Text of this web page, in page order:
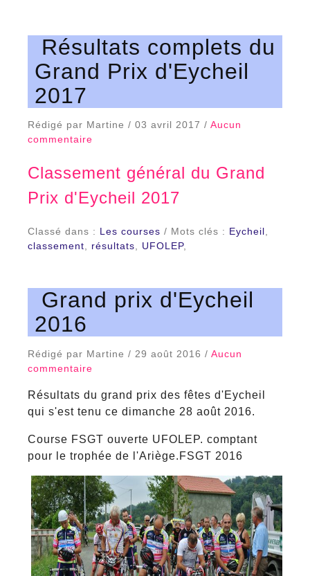
Résultats complets du
Grand Prix d'Eycheil
2017
Rédigé par Martine / 03 avril 2017 / Aucun
commentaire
Classement général du Grand
Prix d'Eycheil 2017
Classé dans : Les courses / Mots clés : Eycheil,
classement, résultats, UFOLEP,
Grand prix d'Eycheil
2016
Rédigé par Martine / 29 août 2016 / Aucun
commentaire
Résultats du grand prix des fêtes d'Eycheil
qui s'est tenu ce dimanche 28 août 2016.
Course FSGT ouverte UFOLEP. comptant
pour le trophée de l'Ariège.FSGT 2016